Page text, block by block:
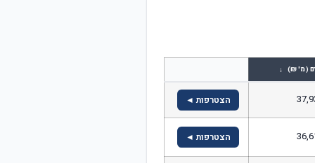
(מ' ₪) ↓
הצטרפות ◄
הצטרפות ◄